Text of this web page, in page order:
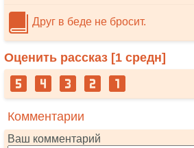
Друг в беде не бросит.
Оценить рассказ [1 средн]
Комментарии
Ваш комментарий